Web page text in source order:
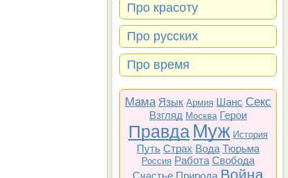
Про красоту
Про русских
Про время
Мама Язык Армия Шанс Секс
Взгляд Москва Герои
Правда Муж История
Путь Страх Вода Тюрьма
Россия Работа Свобода
Счастье Природа Война